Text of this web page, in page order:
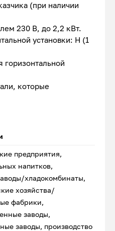
(при наличии
230 В, до 2,2 кВт.
установки: Н (1
которые
предприятия,
напитков,
хладокомбинаты,
хозяйства/
фабрики,
заводы,
заводы, производство